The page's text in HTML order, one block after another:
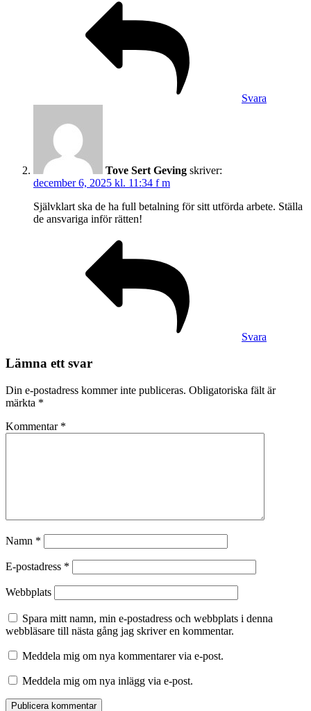
Svara
Tove Sert Geving skriver:
december 6, 2025 kl. 11:34 f m
Självklart ska de ha full betalning för sitt utförda arbete. Ställa
de ansvariga inför rätten!
Svara
Lämna ett svar
Din e-postadress kommer inte publiceras. Obligatoriska fält är
märkta *
Kommentar *
Namn *
E-postadress *
Webbplats
Spara mitt namn, min e-postadress och webbplats i denna
webbläsare till nästa gång jag skriver en kommentar.
Meddela mig om nya kommentarer via e-post.
Meddela mig om nya inlägg via e-post.